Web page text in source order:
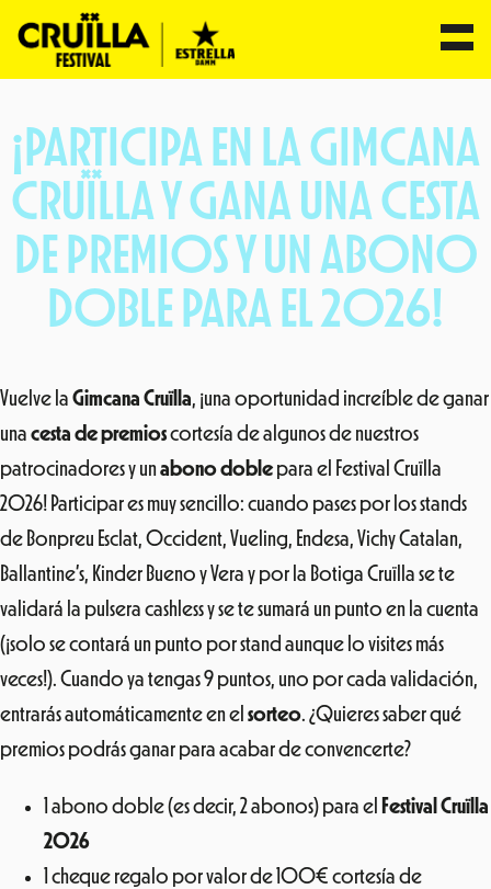
contenido
¡PARTICIPA EN LA GIMCANA
CRUÏLLA Y GANA UNA CESTA
DE PREMIOS Y UN ABONO
DOBLE PARA EL 2026!
Vuelve la Gimcana Cruïlla, ¡una oportunidad increíble de ganar
una cesta de premioscortesía de algunos de nuestros
patrocinadores y unabono doblepara el Festival Cruïlla
2026! Participar es muy sencillo: cuando pases por los stands
de Bonpreu Esclat, Occident, Vueling, Endesa, Vichy Catalan,
Ballantine’s, Kinder Bueno y Vera y por la Botiga Cruïlla se te
validará la pulsera cashless y se te sumará un punto en la cuenta
(¡solo se contará un punto por stand aunque lo visites más
veces!). Cuando ya tengas 9 puntos, uno por cada validación,
entrarás automáticamente en el sorteo. ¿Quieres saber qué
premios podrás ganar para acabar de convencerte?
1 abono doble (es decir, 2 abonos) para el Festival Cruïlla
2026
1 cheque regalo por valor de 100€ cortesía de